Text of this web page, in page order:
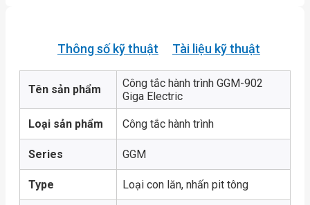
Thông số kỹ thuật Tài liệu kỹ thuật
Tên sản phẩm
Công tắc hành trình GGM-902
Giga Electric
Loại sản phẩm Công tắc hành trình
Series GGM
Type Loại con lăn, nhấn pit tông